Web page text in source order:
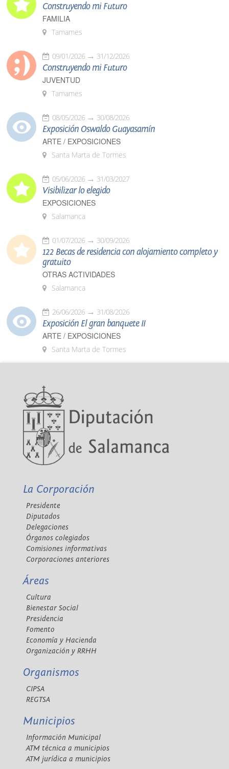
Construyendo mi Futuro
FAMILIA
Tamames
09/01/2026 31/12/2026
Construyendo mi Futuro
JUVENTUD
Tamames
08/05/2026 30/08/2026
Exposición Oswaldo Guayasamín
ARTE / EXPOSICIONES
Santa Marta de Tormes
05/06/2026 31/03/2027
Visibilizar lo elegido
EXPOSICIONES
Salamanca
01/07/2026 30/09/2026
122 Becas de residencia con alojamiento completo y
gratuito
OTRAS ACTIVIDADES
Salamanca
26/06/2026 31/08/2026
Exposición El gran banquete II
ARTE / EXPOSICIONES
Santa Marta de Tormes
La Corporación
Presidente
Diputados
Delegaciones
Órganos colegiados
Comisiones informativas
Corporaciones anteriores
Áreas
Cultura
Bienestar Social
Presidencia
Fomento
Economía y Hacienda
Organización y RRHH
Organismos
CIPSA
REGTSA
Municipios
Información Municipal
ATM técnica a municipios
ATM jurídica a municipios